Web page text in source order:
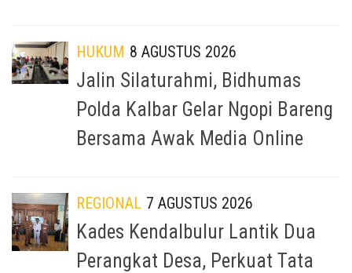
HUKUM 8 AGUSTUS 2026
Jalin Silaturahmi, Bidhumas
Polda Kalbar Gelar Ngopi Bareng
Bersama Awak Media Online
REGIONAL 7 AGUSTUS 2026
Kades Kendalbulur Lantik Dua
Perangkat Desa, Perkuat Tata